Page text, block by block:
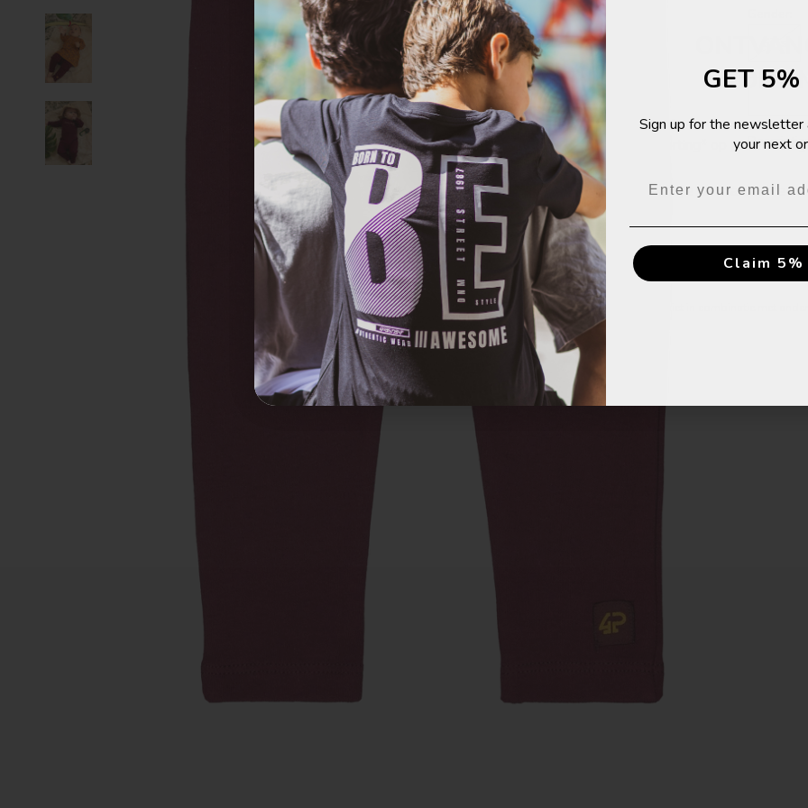
Schrijf je in voor de
korting* op je
Claim nu 5%
GET 5%
Sign up for the
your next
Claim